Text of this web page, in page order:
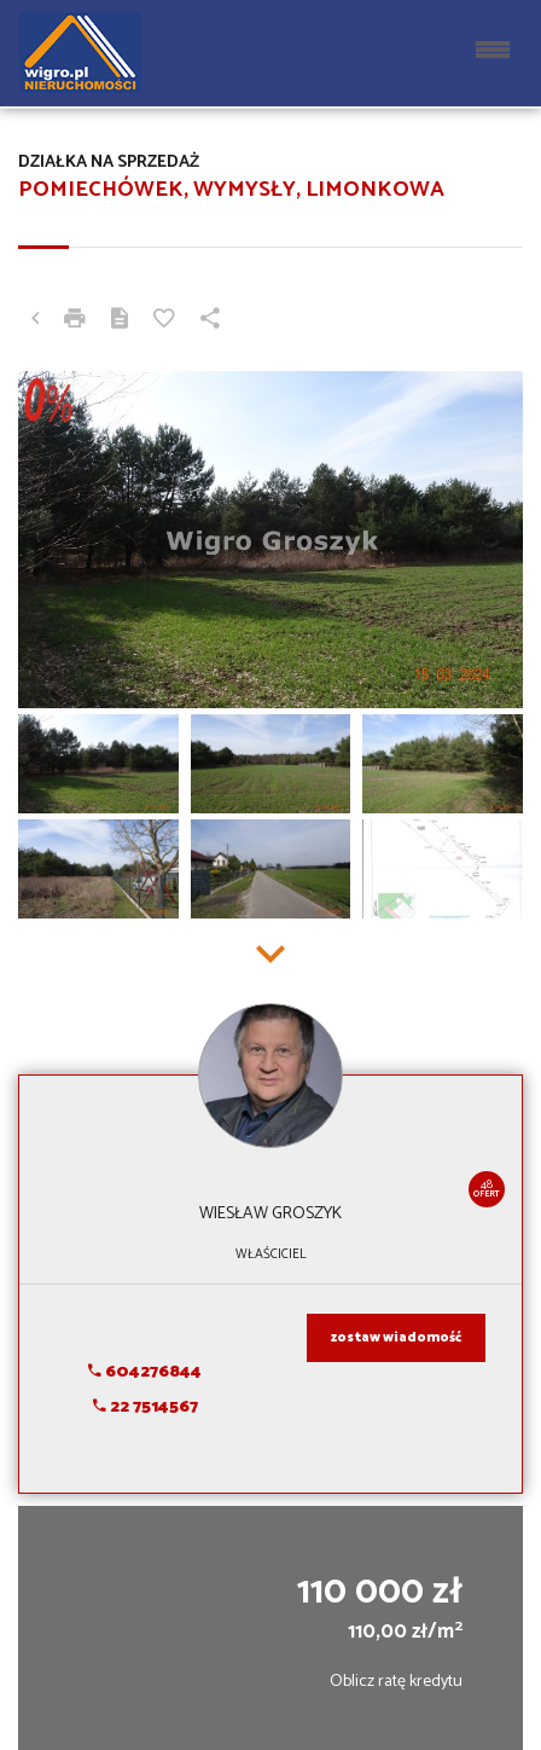
POMIECHÓWEK, WYMYSŁY, LIMONKOWA
DZIAŁKA NA SPRZEDAŻ
48
OFERT
WIESŁAW GROSZYK
WŁAŚCICIEL
604276844
22 7514567
zostaw wiadomość
110 000 zł
110,00 zł/m2
Oblicz ratę kredytu